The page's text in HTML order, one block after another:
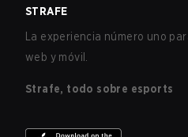
STRAFE
La experiencia número uno
web y móvil.
Strafe, todo sobre esports